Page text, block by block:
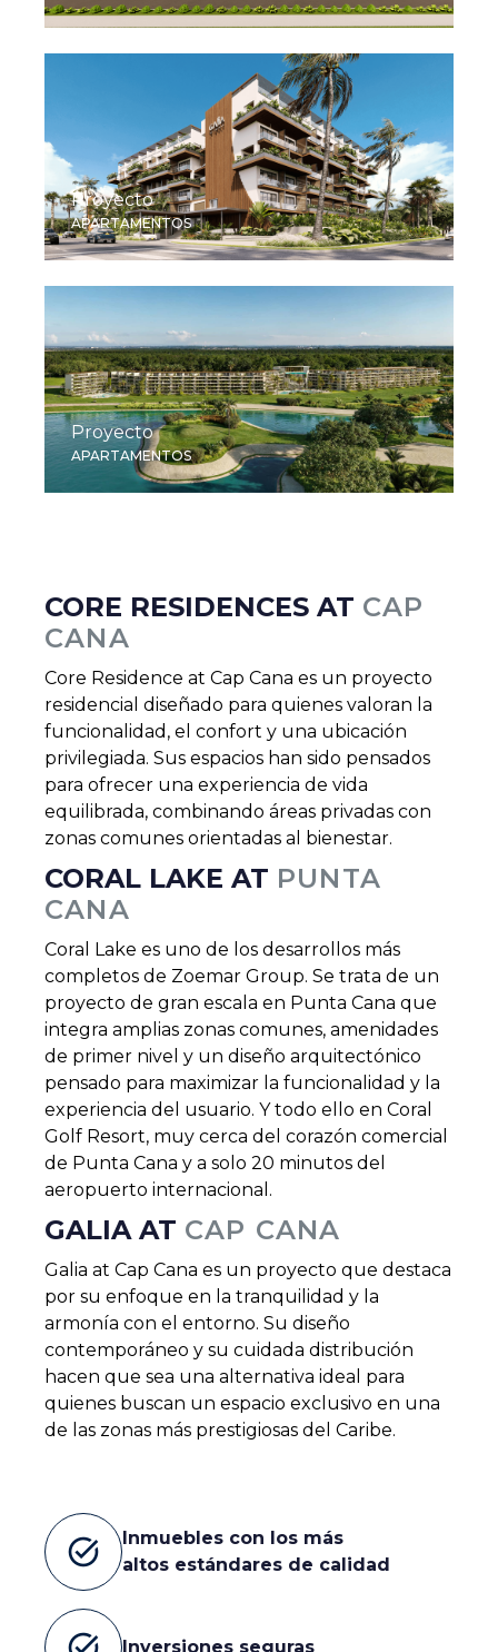
Proyecto
APARTAMENTOS
Proyecto
APARTAMENTOS
CORE RESIDENCES AT CAP
CANA
Core Residence at Cap Cana es un proyecto
residencial diseñado para quienes valoran la
funcionalidad, el confort y una ubicación
privilegiada. Sus espacios han sido pensados
para ofrecer una experiencia de vida
equilibrada, combinando áreas privadas con
zonas comunes orientadas al bienestar.
CORAL LAKE AT PUNTA
CANA
Coral Lake es uno de los desarrollos más
completos de Zoemar Group. Se trata de un
proyecto de gran escala en Punta Cana que
integra amplias zonas comunes, amenidades
de primer nivel y un diseño arquitectónico
pensado para maximizar la funcionalidad y la
experiencia del usuario. Y todo ello en Coral
Golf Resort, muy cerca del corazón comercial
de Punta Cana y a solo 20 minutos del
aeropuerto internacional.
GALIA AT CAP CANA
Galia at Cap Cana es un proyecto que destaca
por su enfoque en la tranquilidad y la
armonía con el entorno. Su diseño
contemporáneo y su cuidada distribución
hacen que sea una alternativa ideal para
quienes buscan un espacio exclusivo en una
de las zonas más prestigiosas del Caribe.
task_alt
Inmuebles con los más
altos estándares de calidad
Inversiones seguras